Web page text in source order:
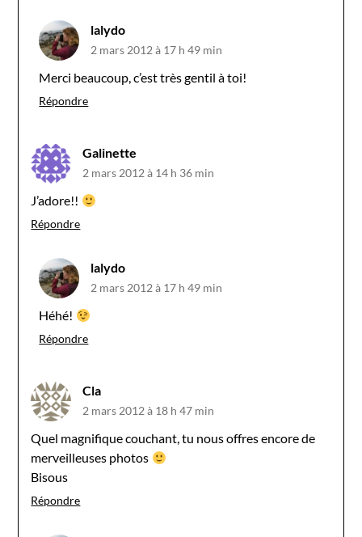
lalydo
2 mars 2012 à 17 h 49 min
Merci beaucoup, c’est très gentil à toi!
Répondre
Galinette
2 mars 2012 à 14 h 36 min
J’adore!!
Répondre
lalydo
2 mars 2012 à 17 h 49 min
Héhé!
Répondre
Cla
2 mars 2012 à 18 h 47 min
Quel magnifique couchant, tu nous offres encore de
merveilleuses photos
Bisous
Répondre